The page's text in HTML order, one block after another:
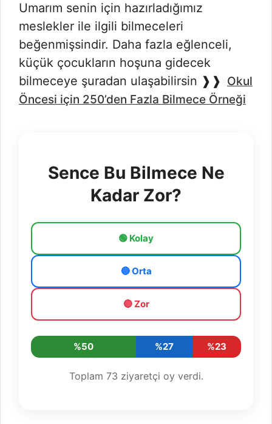
Umarım senin için hazırladığımız
meslekler ile ilgili bilmeceleri
beğenmişsindir. Daha fazla eğlenceli,
küçük çocukların hoşuna gidecek
bilmeceye şuradan ulaşabilirsin ❱❱ Okul
Öncesi için 250’den Fazla Bilmece Örneği
Sence Bu Bilmece Ne
Kadar Zor?
🟢 Kolay
🔵 Orta
🔴 Zor
%50 %27 %23
Toplam 73 ziyaretçi oy verdi.